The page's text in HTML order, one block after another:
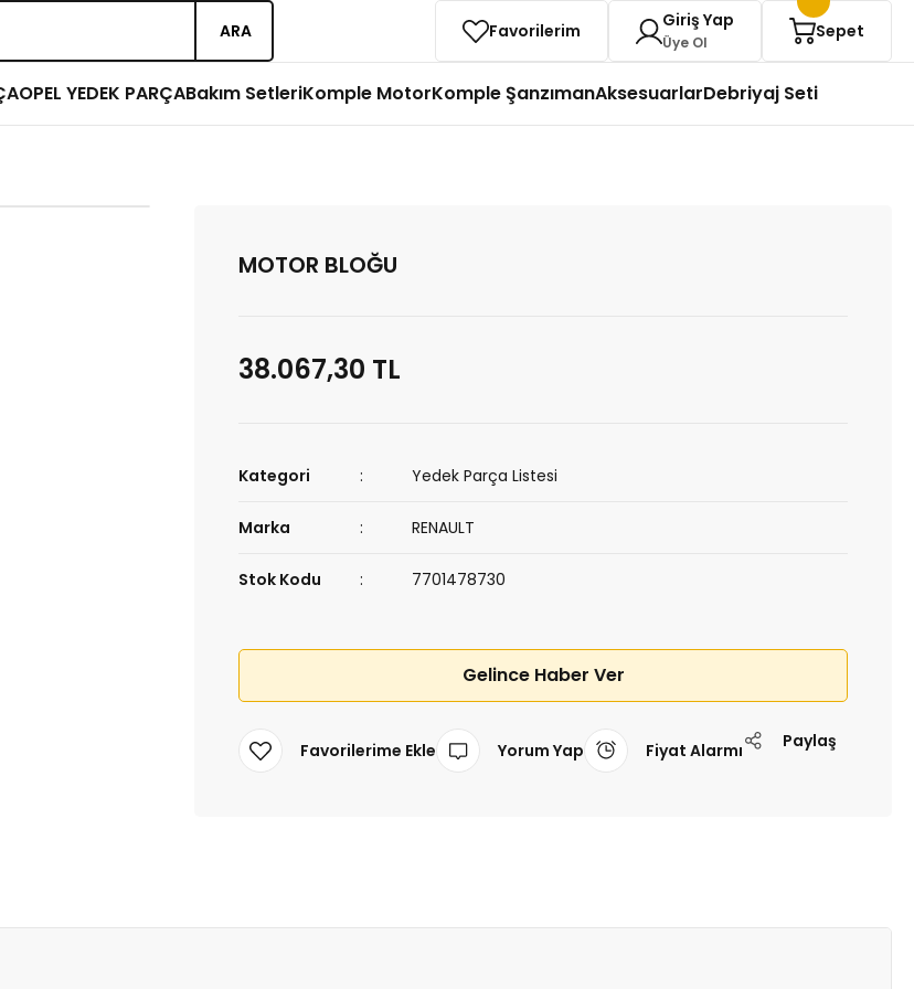
ARA Favorilerim Giriş Yap
Üye Ol
Sepet
OPEL YEDEK PARÇABakım SetleriKomple MotorKomple ŞanzımanAksesuarlarDebriyaj Seti
MOTOR BLOĞU
38.067,30 TL
Kategori Yedek Parça Listesi
Marka RENAULT
Stok Kodu 7701478730
Gelince Haber Ver
Yorum Yap Fiyat Alarmı Paylaş